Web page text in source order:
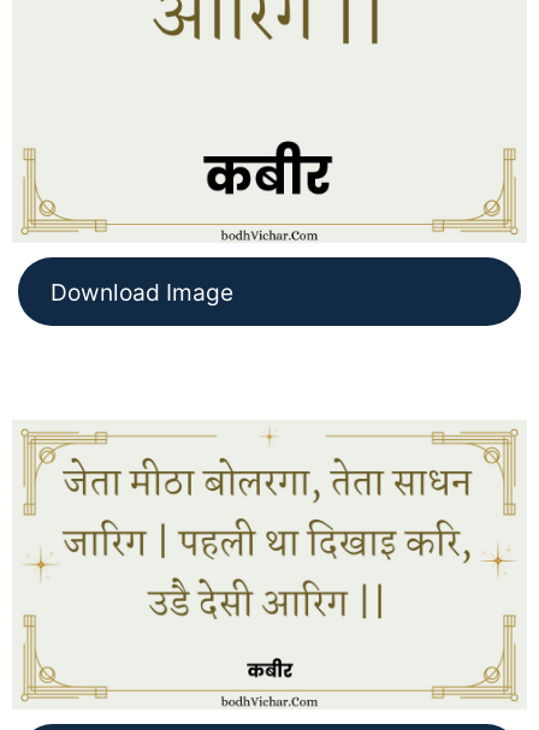
Download Image